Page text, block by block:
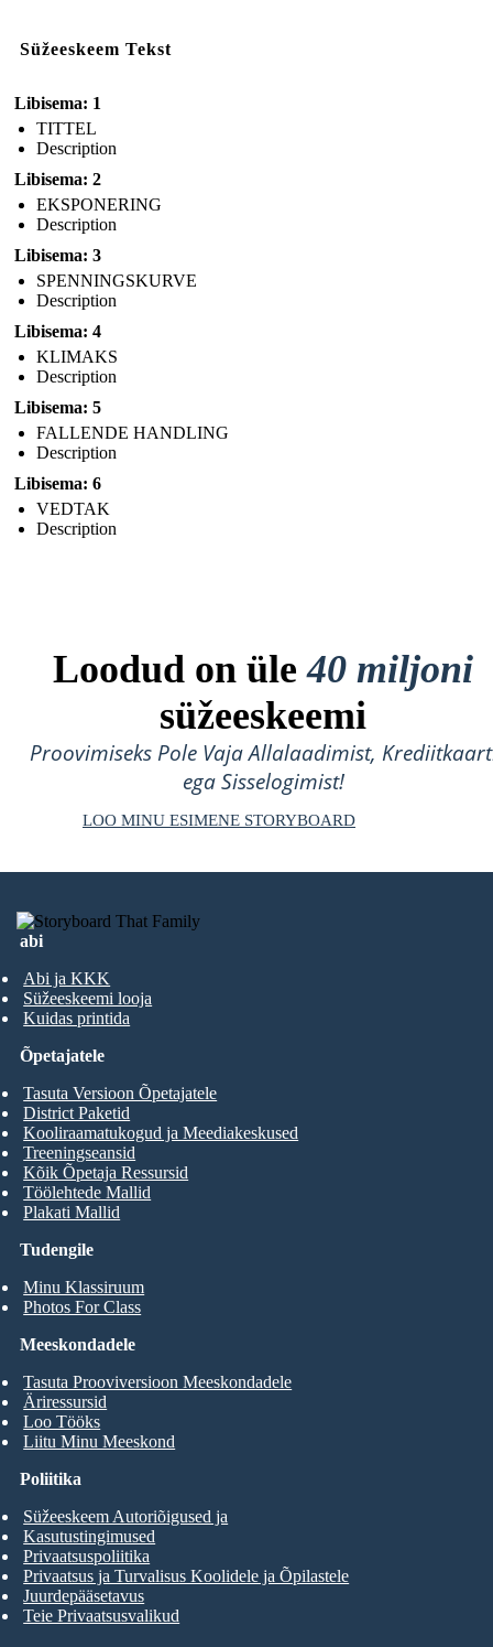
Süžeeskeem Tekst
Libisema: 1
TITTEL
Description
Libisema: 2
EKSPONERING
Description
Libisema: 3
SPENNINGSKURVE
Description
Libisema: 4
KLIMAKS
Description
Libisema: 5
FALLENDE HANDLING
Description
Libisema: 6
VEDTAK
Description
Loodud on üle40 miljoni
süžeeskeemi
Proovimiseks Pole Vaja Allalaadimist,
ega Sisselogimist!
LOO MINU ESIMENE STORYBOARD
abi
Abi ja KKK
Süžeeskeemi looja
Kuidas printida
Tudengile
Minu Klassiruum
Photos For Class
Õpetajatele
Tasuta Versioon Õpetajatele
District Paketid
Kooliraamatukogud ja Meediakeskused
Treeningseansid
Kõik Õpetaja Ressursid
Töölehtede Mallid
Plakati Mallid
Meeskondadele
Tasuta Prooviversioon Meeskondadele
Äriressursid
Loo Tööks
Liitu Minu Meeskond
Poliitika
Süžeeskeem Autoriõigused ja
Kasutustingimused
Privaatsuspoliitika
Privaatsus ja Turvalisus Koolidele ja Õpilastele
Juurdepääsetavus
Teie Privaatsusvalikud